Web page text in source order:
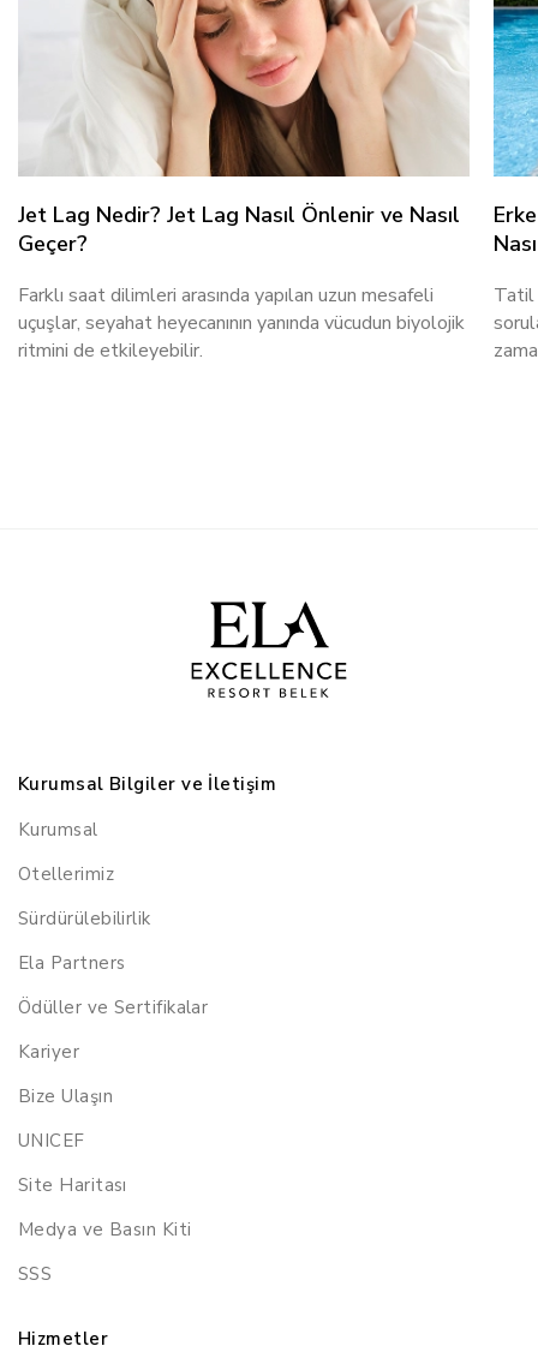
Jet Lag Nedir? Jet Lag Nasıl Önlenir ve Nasıl
Geçer?
Farklı saat dilimleri arasında yapılan uzun mesafeli
uçuşlar, seyahat heyecanının yanında vücudun biyolojik
ritmini de etkileyebilir.
Tatil
Kurumsal Bilgiler ve İletişim
Kurumsal
Otellerimiz
Sürdürülebilirlik
Ela Partners
Ödüller ve Sertifikalar
Kariyer
Bize Ulaşın
UNICEF
Site Haritası
Medya ve Basın Kiti
SSS
Hizmetler